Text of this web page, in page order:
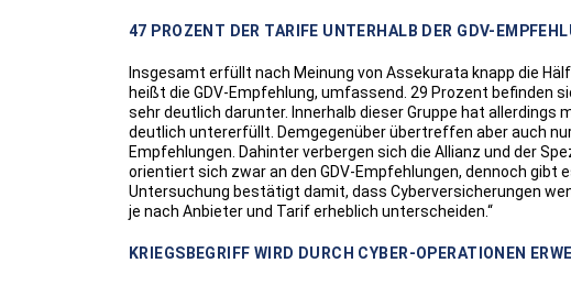
47 PROZENT DER TARIFE UNTERHALB DER GDV-
Insgesamt erfüllt nach Meinung von Assekurata knapp die
heißt die GDV-Empfehlung, umfassend. 29 Prozent befinden
sehr deutlich darunter. Innerhalb dieser Gruppe hat allerdings
deutlich untererfüllt. Demgegenüber übertreffen aber auch
Empfehlungen. Dahinter verbergen sich die Allianz und der
orientiert sich zwar an den GDV-Empfehlungen, dennoch gibt
Untersuchung bestätigt damit, dass Cyberversicherungen
je nach Anbieter und Tarif erheblich unterscheiden.“
KRIEGSBEGRIFF WIRD DURCH CYBER-OPERATIONEN